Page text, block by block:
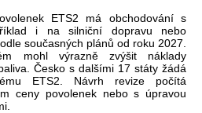
ETS2 má obchodování s
i na silniční dopravu nebo
současných plánů od roku 2027.
mohl výrazně zvýšit náklady
Česko s dalšími 17 státy žádá
ETS2. Návrh revize počítá
ceny povolenek nebo s úpravou